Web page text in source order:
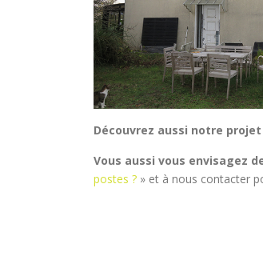
Découvrez aussi notre projet
Vous aussi vous envisagez
postes ? » et à nous contacter